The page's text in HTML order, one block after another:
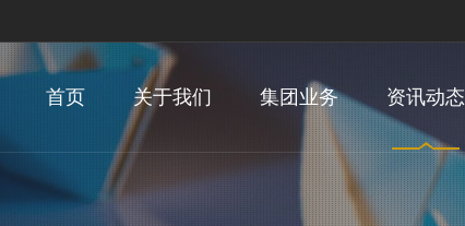
首页 关于我们 集团业务 资讯动态